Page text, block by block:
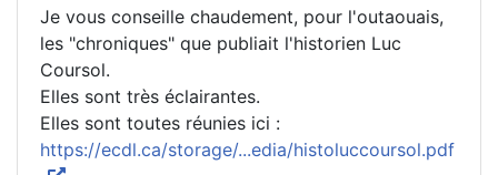
Je vous conseille chaudement, pour l'outaouais,
les "chroniques" que publiait l'historien Luc
Coursol.
Elles sont très éclairantes.
Elles sont toutes réunies ici :
https://ecdl.ca/storage/...edia/histoluccoursol.pdf